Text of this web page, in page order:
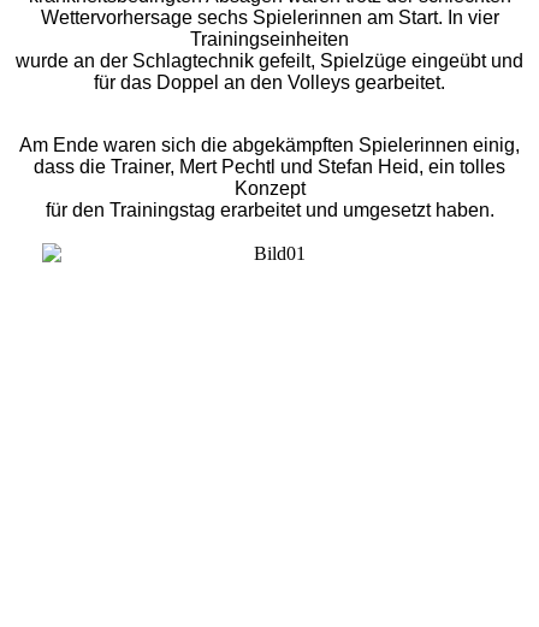
Wettervorhersage sechs Spielerinnen am Start. In vier
Trainingseinheiten
wurde an der Schlagtechnik gefeilt, Spielzüge eingeübt und
für das Doppel an den Volleys gearbeitet.
Am Ende waren sich die abgekämpften Spielerinnen einig,
dass die Trainer, Mert Pechtl und Stefan Heid, ein tolles
Konzept
für den Trainingstag erarbeitet und umgesetzt haben.